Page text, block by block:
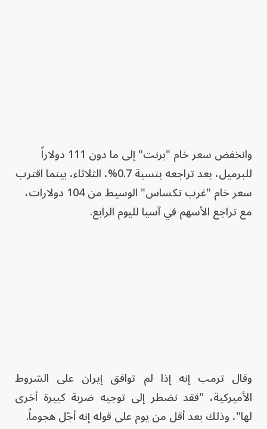
وانخفض سعر خام "برنت" إلى ما دون 111 دولاراً
للبرميل، بعد تراجعه بنسبة 0.7%، الثلاثاء، بينما اقترب
سعر خام "غرب تكساس" الوسيط من 104 دولارات،
مع تراجع الأسهم في آسيا لليوم الرابع.
وقال ترمب إنه إذا لم توافق إيران على الشروط
الأميركية، "فقد نضطر إلى توجيه ضربة كبيرة أخرى
لها"، وذلك بعد أقل من يوم على قوله إنه أجّل هجوماً.